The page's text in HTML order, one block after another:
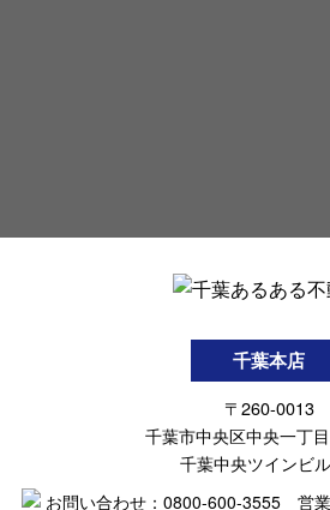
千葉本店
〒260-0013
千葉市中央区中央一丁
千葉中央ツインビ